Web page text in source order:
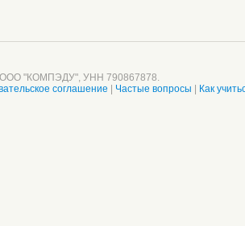
"КОМПЭДУ", УНН 790867878.
соглашение
Частые вопросы Как